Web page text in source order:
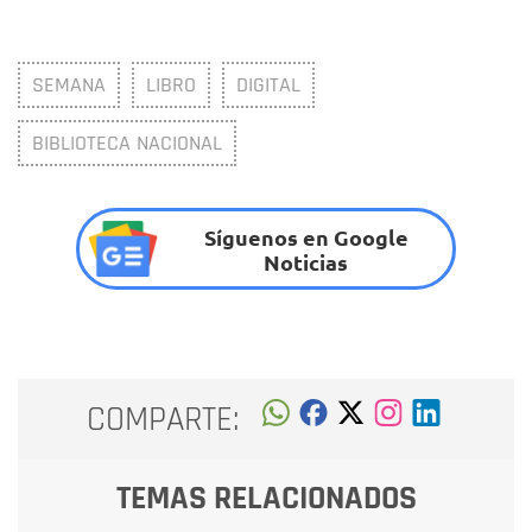
SEMANA LIBRO DIGITAL
BIBLIOTECA NACIONAL
Síguenos en Google
Noticias
COMPARTE:
TEMAS RELACIONADOS